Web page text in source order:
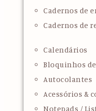
Cadernos de
Cadernos de
Calendários
Bloquinhos
Autocolantes
Acessórios &
Notepads /